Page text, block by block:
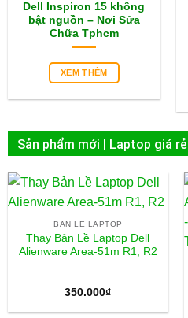
Dell Inspiron 15 không
bật nguồn – Nơi Sửa
Chữa Tphcm
XEM THÊM
Sản phẩm mới | Laptop giá rẻ
BẢN LỀ LAPTOP
Thay Bản Lề Laptop Dell
Alienware Area-51m R1, R2
350.000₫